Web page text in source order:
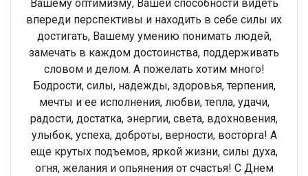
Вашему оптимизму, Вашей способности видеть
впереди перспективы и находить в себе силы их
достигать, Вашему умению понимать людей,
замечать в каждом достоинства, поддерживать
словом и делом. А пожелать хотим много!
Бодрости, силы, надежды, здоровья, терпения,
мечты и ее исполнения, любви, тепла, удачи,
радости, достатка, энергии, света, вдохновения,
улыбок, успеха, доброты, верности, восторга! А
еще крутых подъемов, яркой жизни, силы духа,
огня, желания и опьянения от счастья! С Днем